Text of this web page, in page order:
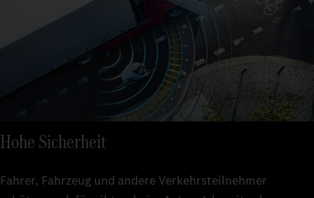
Hohe Sicherheit
Fahrer, Fahrzeug und andere Verkehrsteilnehmer